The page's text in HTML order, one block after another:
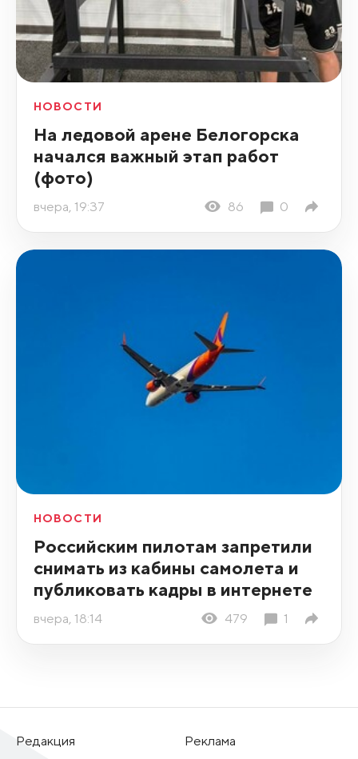
НОВОСТИ
На ледовой арене Белогорска
начался важный этап работ
(фото)
вчера, 19:37 86 0
НОВОСТИ
Российским пилотам запретили
снимать из кабины самолета и
публиковать кадры в интернете
вчера, 18:14 479 1
Редакция
Реклама